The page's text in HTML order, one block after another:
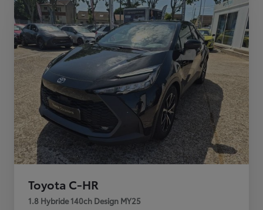
Toyota C-HR
1.8 Hybride 140ch Design MY25